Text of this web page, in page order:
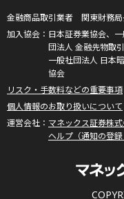
金融商品取引業者 関東財務
日本証券業協会、
団法人 金融先物取引
一般社団法人 日本
協会
リスク・手数料などの重要事項
個人情報のお取り扱いについて
マネックス証券株
ヘルプ（通知の登録